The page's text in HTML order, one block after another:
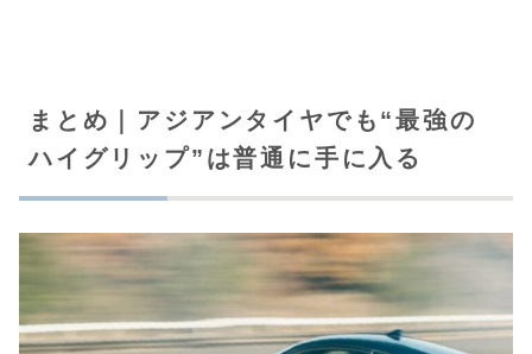
まとめ｜アジアンタイヤでも“最強の
ハイグリップ”は普通に手に入る